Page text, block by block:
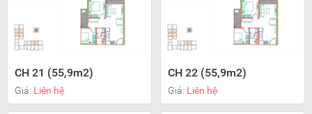
CH 21 (55,9m2)
Giá: Liên hệ
CH 22 (55,9m2)
Giá: Liên hệ